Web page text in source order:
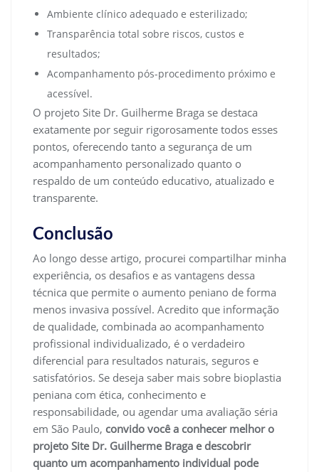
Ambiente clínico adequado e esterilizado;
Transparência total sobre riscos, custos e
resultados;
Acompanhamento pós-procedimento próximo e
acessível.
O projeto Site Dr. Guilherme Braga se destaca
exatamente por seguir rigorosamente todos esses
pontos, oferecendo tanto a segurança de um
acompanhamento personalizado quanto o
respaldo de um conteúdo educativo, atualizado e
transparente.
Conclusão
Ao longo desse artigo, procurei compartilhar minha
experiência, os desafios e as vantagens dessa
técnica que permite o aumento peniano de forma
menos invasiva possível. Acredito que informação
de qualidade, combinada ao acompanhamento
profissional individualizado, é o verdadeiro
diferencial para resultados naturais, seguros e
satisfatórios. Se deseja saber mais sobre bioplastia
peniana com ética, conhecimento e
responsabilidade, ou agendar uma avaliação séria
em São Paulo, convido você a conhecer melhor o
projeto Site Dr. Guilherme Braga e descobrir
quanto um acompanhamento individual pode